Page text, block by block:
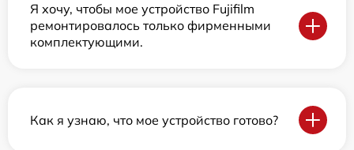
Я хочу, чтобы мое устройство Fujifilm
ремонтировалось только фирменными
комплектующими.
Как я узнаю, что мое устройство готово?